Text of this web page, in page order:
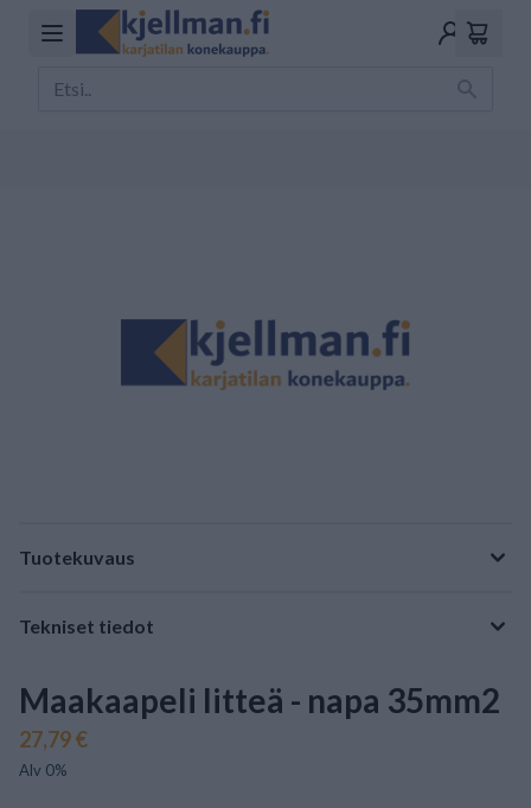
Tuotekuvaus
Tekniset tiedot
Maakaapeli litteä - napa 35mm2
27,79 €
Alv 0%